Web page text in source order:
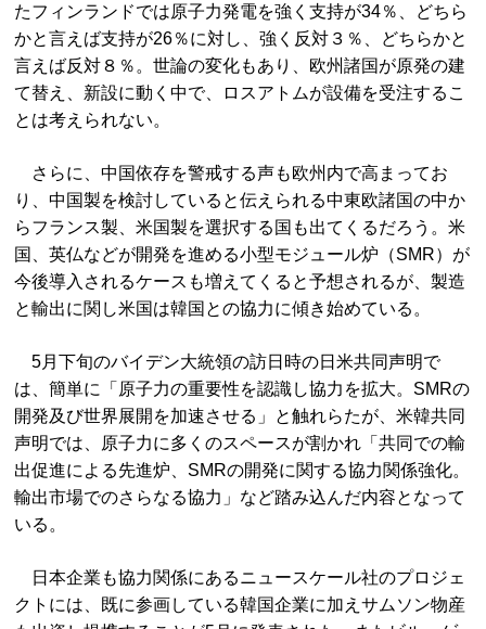
たフィンランドでは原子力発電を強く支持が34％、どちら
かと言えば支持が26％に対し、強く反対３％、どちらかと
言えば反対８％。世論の変化もあり、欧州諸国が原発の建
て替え、新設に動く中で、ロスアトムが設備を受注するこ
とは考えられない。
さらに、中国依存を警戒する声も欧州内で高まってお
り、中国製を検討していると伝えられる中東欧諸国の中か
らフランス製、米国製を選択する国も出てくるだろう。米
国、英仏などが開発を進める小型モジュール炉（SMR）が
今後導入されるケースも増えてくると予想されるが、製造
と輸出に関し米国は韓国との協力に傾き始めている。
5月下旬のバイデン大統領の訪日時の日米共同声明で
は、簡単に「原子力の重要性を認識し協力を拡大。SMRの
開発及び世界展開を加速させる」と触れらたが、米韓共同
声明では、原子力に多くのスペースが割かれ「共同での輸
出促進による先進炉、SMRの開発に関する協力関係強化。
輸出市場でのさらなる協力」など踏み込んだ内容となって
いる。
日本企業も協力関係にあるニュースケール社のプロジェ
クトには、既に参画している韓国企業に加えサムソン物産